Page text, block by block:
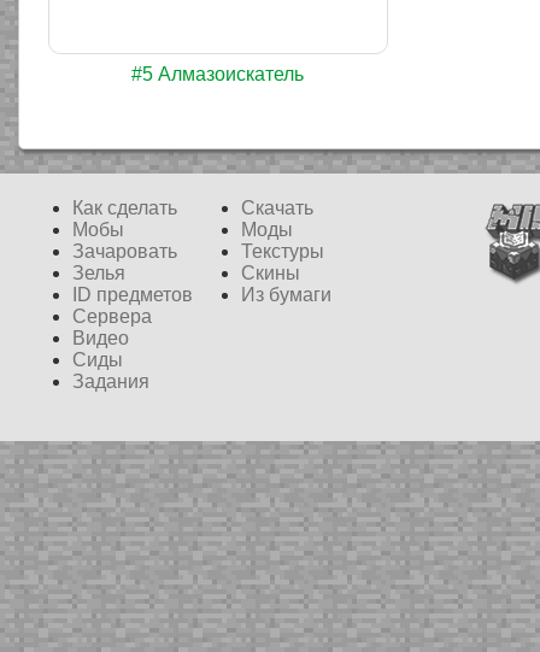
#5 Алмазоискатель
Как сделать
Мобы
Зачаровать
Зелья
ID предметов
Сервера
Видео
Сиды
Задания
Скачать
Моды
Текстуры
Скины
Из бумаги